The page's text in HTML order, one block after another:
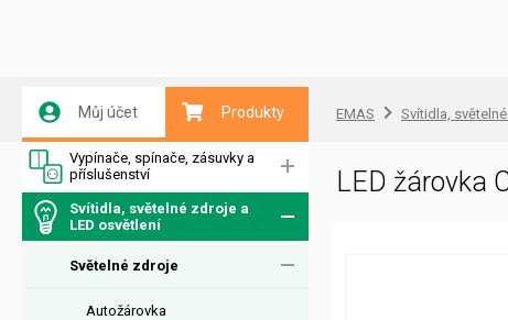
Můj účet Produkty
Vypínače, spínače, zásuvky a
příslušenství
Svítidla, světelné zdroje a
LED osvětlení
Světelné zdroje
Autožárovka
EMAS Svítidla,
LED žárovka